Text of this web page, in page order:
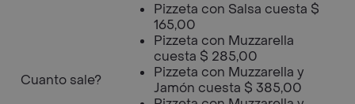
Cuanto sale?
Pizzeta con Salsa cuesta $
165,00
Pizzeta con Muzzarella
cuesta $ 285,00
Pizzeta con Muzzarella y
Jamón cuesta $ 385,00